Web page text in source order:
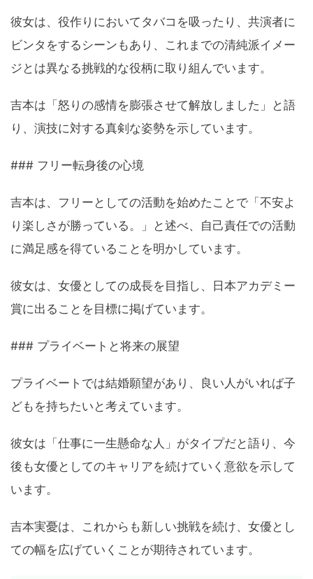
彼女は、役作りにおいてタバコを吸ったり、共演者に
ビンタをするシーンもあり、これまでの清純派イメー
ジとは異なる挑戦的な役柄に取り組んでいます。
吉本は「怒りの感情を膨張させて解放しました」と語
り、演技に対する真剣な姿勢を示しています。
### フリー転身後の心境
吉本は、フリーとしての活動を始めたことで「不安よ
り楽しさが勝っている。」と述べ、自己責任での活動
に満足感を得ていることを明かしています。
彼女は、女優としての成長を目指し、日本アカデミー
賞に出ることを目標に掲げています。
### プライベートと将来の展望
プライベートでは結婚願望があり、良い人がいれば子
どもを持ちたいと考えています。
彼女は「仕事に一生懸命な人」がタイプだと語り、今
後も女優としてのキャリアを続けていく意欲を示して
います。
吉本実憂は、これからも新しい挑戦を続け、女優とし
ての幅を広げていくことが期待されています。